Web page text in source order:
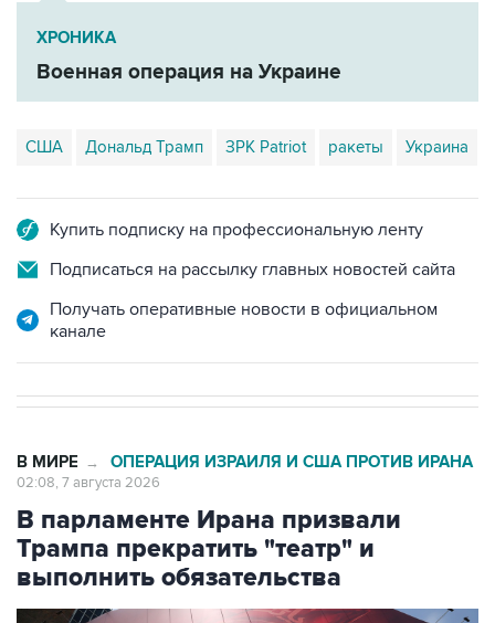
ХРОНИКА
Военная операция на Украине
США Дональд Трамп ЗРК Patriot ракеты Украина
Купить подписку на профессиональную ленту
Подписаться на рассылку главных новостей сайта
Получать оперативные новости в официальном
канале
В МИРЕ → ОПЕРАЦИЯ ИЗРАИЛЯ И США ПРОТИВ ИРАНА
02:08, 7 августа 2026
В парламенте Ирана призвали
Трампа прекратить "театр" и
выполнить обязательства